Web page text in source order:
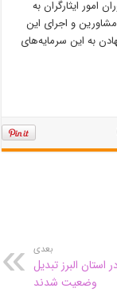
فعالیت مشاوران امور ایثارگران به
و اجرای این
به این سرمایه‌های
بعدی
در استان البرز تبدیل
وضعیت شدند